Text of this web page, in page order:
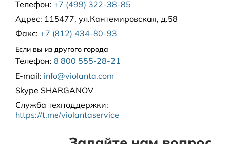
Телефон: +7 (499) 322-38-85
Адрес: 115477, ул.Кантемировская, д.58
Факс: +7 (812) 434-80-93
Если вы из другого города
Телефон: 8 800 555-28-21
E-mail: info@violanta.com
Skype SHARGANOV
Служба техподдержки:
https://t.me/violantaservice